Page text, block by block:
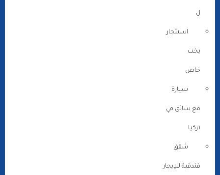
ل
استئجار
يخت
خاص
سيارة
مع سائق في
تركيا
شقق
فندقية للإيجار